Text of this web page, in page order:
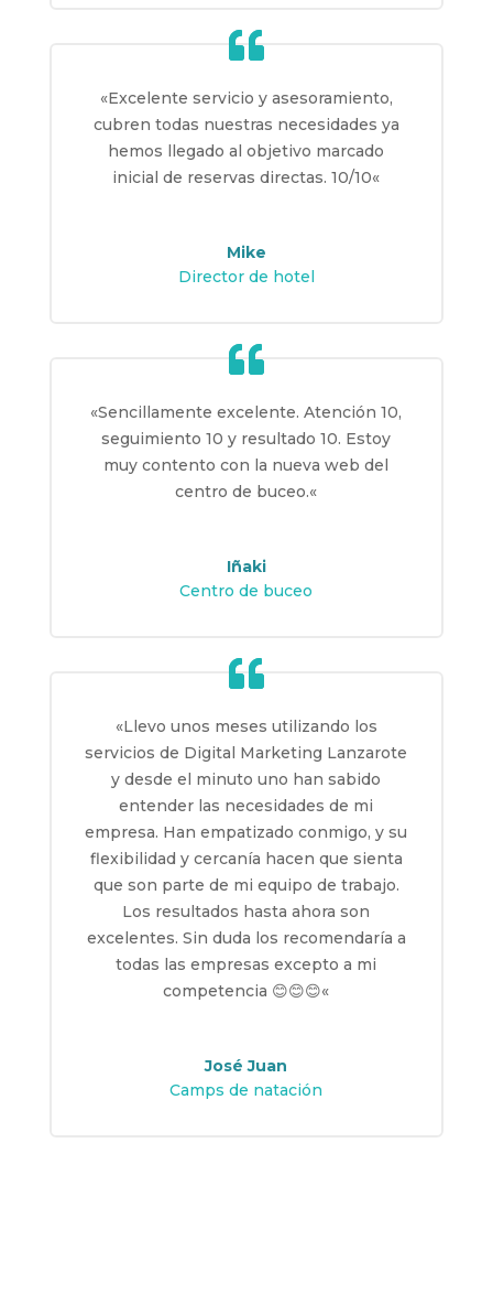
«Excelente servicio y asesoramiento,
cubren todas nuestras necesidades ya
hemos llegado al objetivo marcado
inicial de reservas directas. 10/10«
Mike
Director de hotel
«Sencillamente excelente. Atención 10,
seguimiento 10 y resultado 10. Estoy
muy contento con la nueva web del
centro de buceo.«
Iñaki
Centro de buceo
«Llevo unos meses utilizando los
servicios de Digital Marketing Lanzarote
y desde el minuto uno han sabido
entender las necesidades de mi
empresa. Han empatizado conmigo, y su
flexibilidad y cercanía hacen que sienta
que son parte de mi equipo de trabajo.
Los resultados hasta ahora son
excelentes. Sin duda los recomendaría a
todas las empresas excepto a mi
competencia 😊😊😊«
José Juan
Camps de natación